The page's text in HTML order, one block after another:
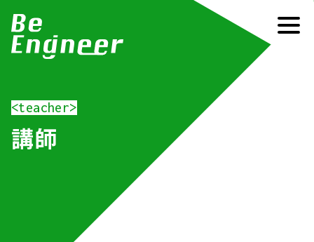
<teacher>
講師